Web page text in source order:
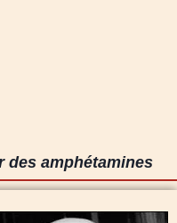
des amphétamines